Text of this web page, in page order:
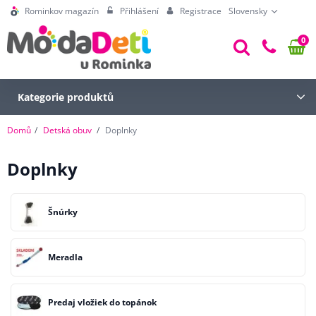
Rominkov magazín Přihlášení Registrace Slovensky
0
Kategorie produktů
Domů Detská obuv Doplnky
Doplnky
Šnúrky
Meradla
Predaj vložiek do topánok